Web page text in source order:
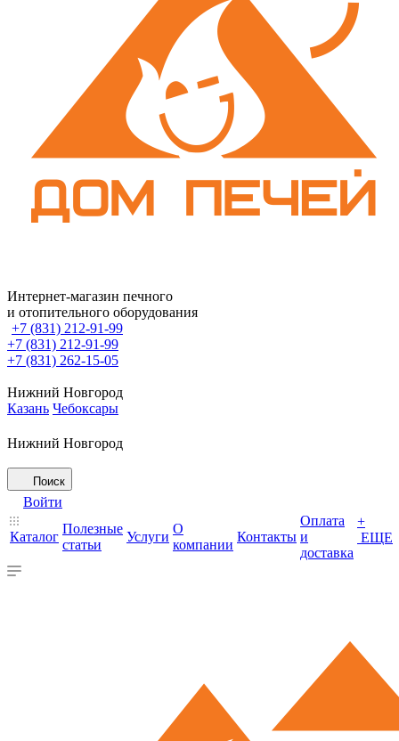
Интернет-магазин печного
и отопительного оборудования
+7 (831) 212-91-99
+7 (831) 212-91-99
+7 (831) 262-15-05
Нижний Новгород
Казань Чебоксары
Нижний Новгород
Поиск
Войти
Каталог
Полезные
статьи
Услуги
О
компании
Контакты
Оплата
и
доставка
+
ЕЩЕ